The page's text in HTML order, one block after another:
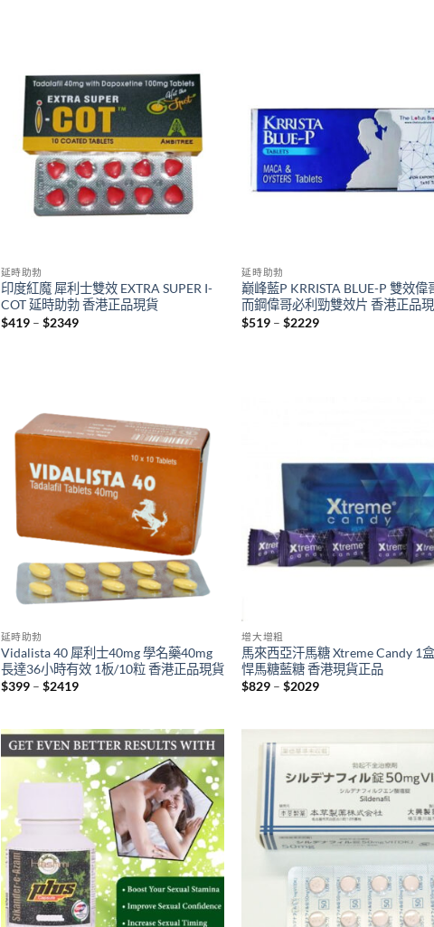
延時助勃
印度紅魔 犀利士雙效 EXTRA SUPER I-
COT 延時助勃 香港正品現貨
$419 – $2349Price
延時助勃
巅峰藍P KRRISTA BLUE-P 雙效偉
而鋼偉哥必利勁雙效片 香港正品
$519 – $2229Price
延時助勃
Vidalista 40 犀利士40mg 學名藥40mg
長達36小時有效 1板/10粒 香港正品現貨
$399 – $2419Price
$2419
增大增粗
馬來西亞汗馬糖 Xtreme Candy 1
悍馬糖藍糖 香港現貨正品
$829 – $2029Price